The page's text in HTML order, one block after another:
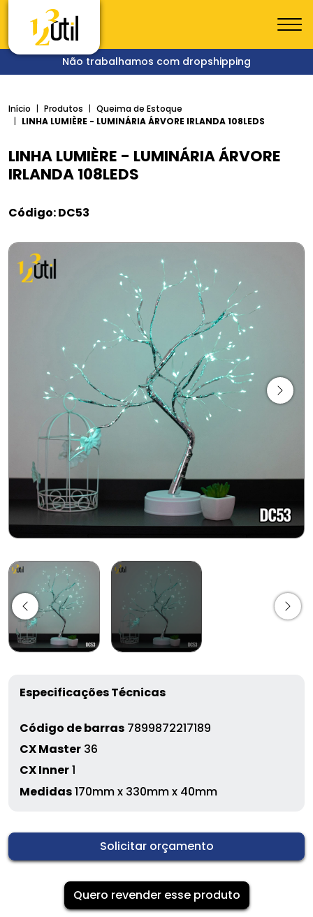
Não trabalhamos com dropshipping
Início Produtos
Queima de Estoque
LINHA LUMIÈRE - LUMINÁRIA ÁRVORE IRLANDA 108LEDS
LINHA LUMIÈRE - LUMINÁRIA ÁRVORE
IRLANDA 108LEDS
Código: DC53
Especificações Técnicas
Código de barras 7899872217189
CX Master 36
CX Inner1
Medidas170mm x 330mm x 40mm
Solicitar orçamento
Quero revender esse produto